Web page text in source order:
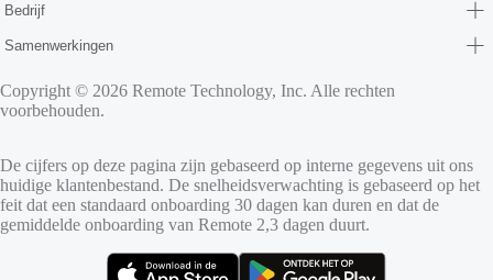
Bedrijf
Samenwerkingen
Copyright © 2026 Remote Technology, Inc. Alle rechten
voorbehouden.
De cijfers op deze pagina zijn gebaseerd op interne gegevens uit ons
huidige klantenbestand. De snelheidsverwachting is gebaseerd op het
feit dat een standaard onboarding 30 dagen kan duren en dat de
gemiddelde onboarding van Remote 2,3 dagen duurt.